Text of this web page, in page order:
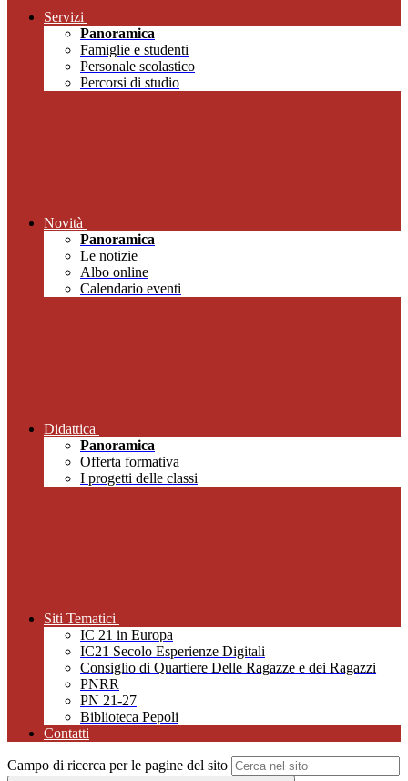
Servizi
Panoramica
Famiglie e studenti
Personale scolastico
Percorsi di studio
Novità
Panoramica
Le notizie
Albo online
Calendario eventi
Didattica
Panoramica
Offerta formativa
I progetti delle classi
Siti Tematici
IC 21 in Europa
IC21 Secolo Esperienze Digitali
Consiglio di Quartiere Delle Ragazze e dei Ragazzi
PNRR
PN 21-27
Biblioteca Pepoli
Contatti
Campo di ricerca per le pagine del sito